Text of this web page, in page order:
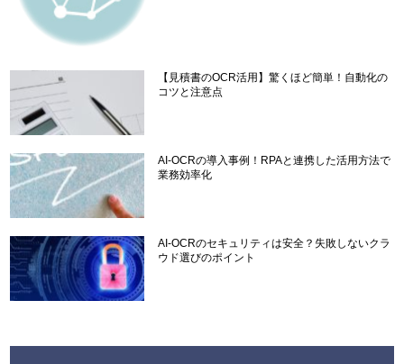
【見積書のOCR活用】驚くほど簡単！自動化の
コツと注意点
AI-OCRの導入事例！RPAと連携した活用方法で
業務効率化
AI-OCRのセキュリティは安全？失敗しないクラ
ウド選びのポイント